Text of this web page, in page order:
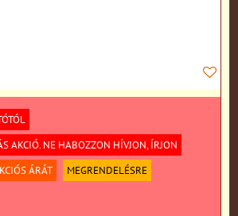
AKCIÓ. NE HABOZZON HÍVJON, ÍRJON
ÁRÁT
MEGRENDELÉSRE